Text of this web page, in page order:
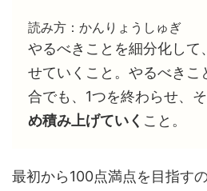
読み方：かんりょうしゅぎ
やるべきことを細分化して
せていくこと。やるべきこ
合でも、1つを終わらせ、
め積み上げていく こと。
最初から100点満点を目指す